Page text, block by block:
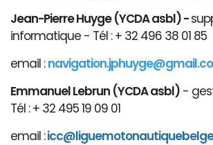
Jean-Pierre Huyge (YCDA asbl) -
informatique - Tél : + 32 496 38 01 85
email :
Emmanuel Lebrun (YCDA asbl) -
Tél : + 32 495 19 09 01
email :